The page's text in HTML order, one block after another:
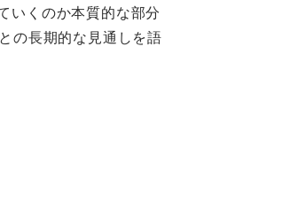
いくのか本質的な部分
の長期的な見通しを語